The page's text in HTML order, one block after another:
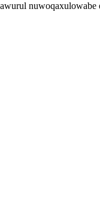
nuwoqaxulowabe